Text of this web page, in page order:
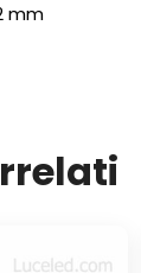
mm